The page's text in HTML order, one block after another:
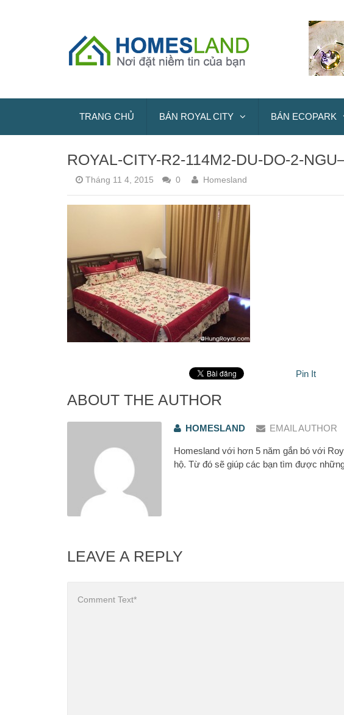
TRANG CHỦ BÁN ROYAL CITY BÁN ECOPARK
ROYAL-CITY-R2-114M2-DU-DO-2-
Tháng 11 4, 2015 0 Homesland
Pin It
ABOUT THE AUTHOR
HOMESLAND EMAIL AUTHOR
Homesland với hơn 5 năm gắn bó với
hộ. Từ đó sẽ giúp các bạn tìm được
LEAVE A REPLY